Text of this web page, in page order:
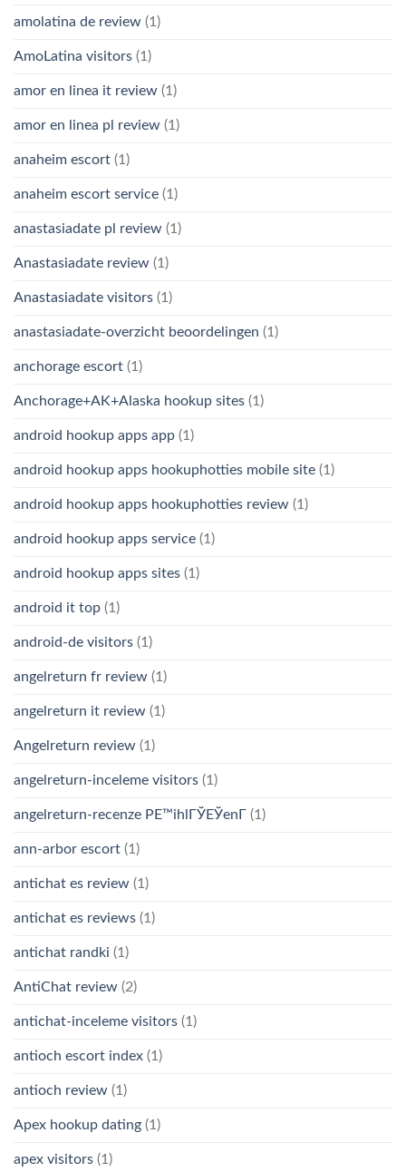
amolatina de review (1)
AmoLatina visitors (1)
amor en linea it review (1)
amor en linea pl review (1)
anaheim escort (1)
anaheim escort service (1)
anastasiadate pl review (1)
Anastasiadate review (1)
Anastasiadate visitors (1)
anastasiadate-overzicht beoordelingen (1)
anchorage escort (1)
Anchorage+AK+Alaska hookup sites (1)
android hookup apps app (1)
android hookup apps hookuphotties mobile site (1)
android hookup apps hookuphotties review (1)
android hookup apps service (1)
android hookup apps sites (1)
android it top (1)
android-de visitors (1)
angelreturn fr review (1)
angelreturn it review (1)
Angelreturn review (1)
angelreturn-inceleme visitors (1)
angelreturn-recenze PЕ™ihlГЎЕЎenГ­ (1)
ann-arbor escort (1)
antichat es review (1)
antichat es reviews (1)
antichat randki (1)
AntiChat review (2)
antichat-inceleme visitors (1)
antioch escort index (1)
antioch review (1)
Apex hookup dating (1)
apex visitors (1)